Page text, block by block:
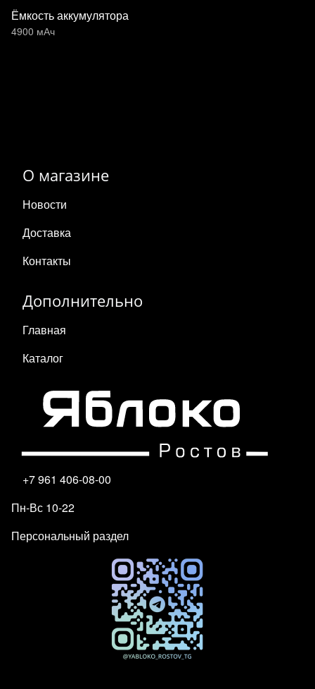
Ёмкость аккумулятора
4900 мАч
О магазине
Новости
Доставка
Контакты
Дополнительно
Главная
Каталог
+7 961 406-08-00
Пн-Вс 10-22
Персональный раздел